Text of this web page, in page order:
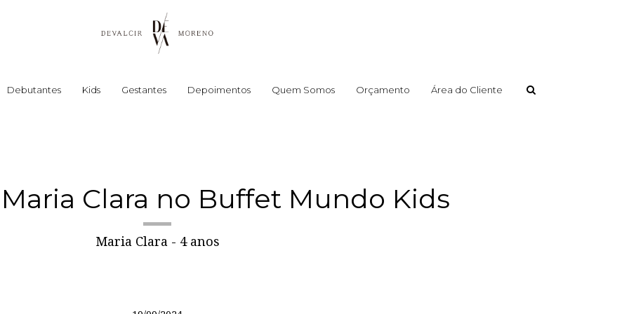
Debutantes Kids Gestantes Depoimentos Quem Somos Orçamento Área do Cliente
Clara no Buffet Mundo Kids
Maria Clara - 4 anos